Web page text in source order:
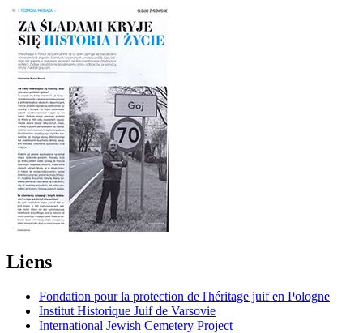
Liens
Fondation pour la protection de l'héritage juif en Pologne
Institut Historique Juif de Varsovie
International Jewish Cemetery Project